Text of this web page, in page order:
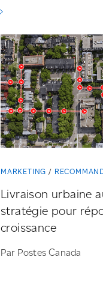
MARKETING
Livraison urbaine
stratégie pour
croissance
Par Postes Canada